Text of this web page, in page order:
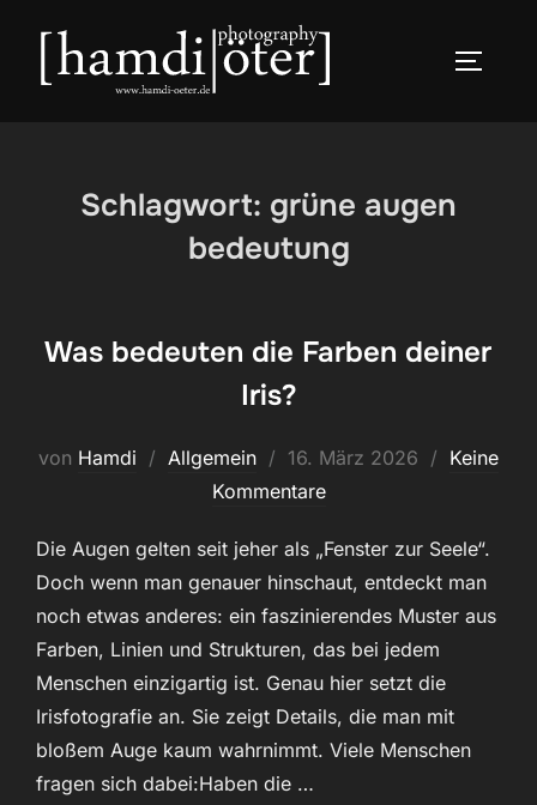
springen
Schlagwort: grüne augen
bedeutung
Was bedeuten die Farben deiner
Iris?
von Hamdi Allgemein
Veröffentlicht
am
16. März 2026
Keine
Kommentare
Die Augen gelten seit jeher als „Fenster zur Seele“.
Doch wenn man genauer hinschaut, entdeckt man
noch etwas anderes: ein faszinierendes Muster aus
Farben, Linien und Strukturen, das bei jedem
Menschen einzigartig ist. Genau hier setzt die
Irisfotografie an. Sie zeigt Details, die man mit
bloßem Auge kaum wahrnimmt. Viele Menschen
fragen sich dabei:Haben die …